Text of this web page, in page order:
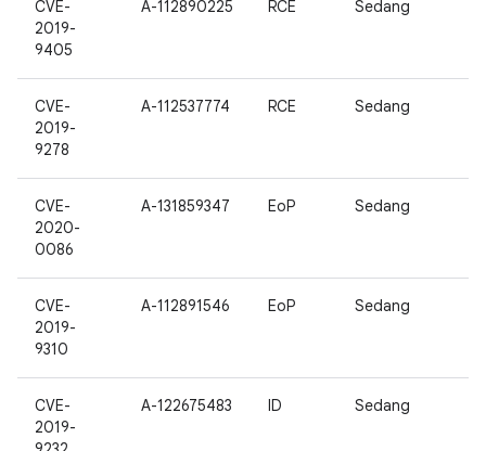
CVE-
2019-
9405
A-112890225 RCE Sedang
CVE-
2019-
9278
A-112537774 RCE Sedang
CVE-
2020-
0086
A-131859347 EoP Sedang
CVE-
2019-
9310
A-112891546 EoP Sedang
CVE-
2019-
A-122675483 ID Sedang